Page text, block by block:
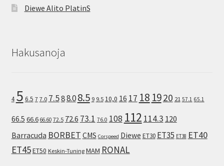
Diewe Alito PlatinS
Hakusanoja
4 5 6.5 7 7.0 7.588.08.5 9 9.5 10,0 16 17 18 1920 21 57.1 65.1
66.5 66.6 66.60 72.5 72.6 73.1 76.0 108 112 114.3 120
Barracuda BORBET CMS Corspeed Diewe ET30 ET35 ET38 ET40
ET45ET50 Keskin-Tuning MAM RONAL